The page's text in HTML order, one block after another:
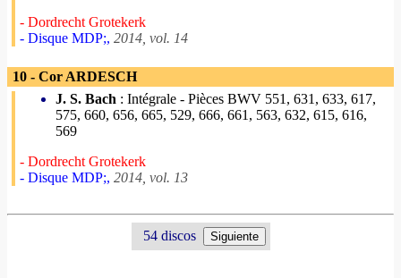
- Dordrecht Grotekerk
- Disque MDP;, 2014, vol. 14
10 - Cor ARDESCH
J. S. Bach : Intégrale - Pièces BWV 551, 631, 633, 617,
575, 660, 656, 665, 529, 666, 661, 563, 632, 615, 616,
569
- Dordrecht Grotekerk
- Disque MDP;, 2014, vol. 13
54 discos